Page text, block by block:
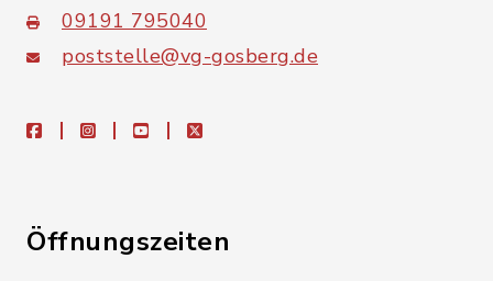
09191 795040
poststelle@vg-gosberg.de
facebookinstagramyoutubeX
Öffnungszeiten